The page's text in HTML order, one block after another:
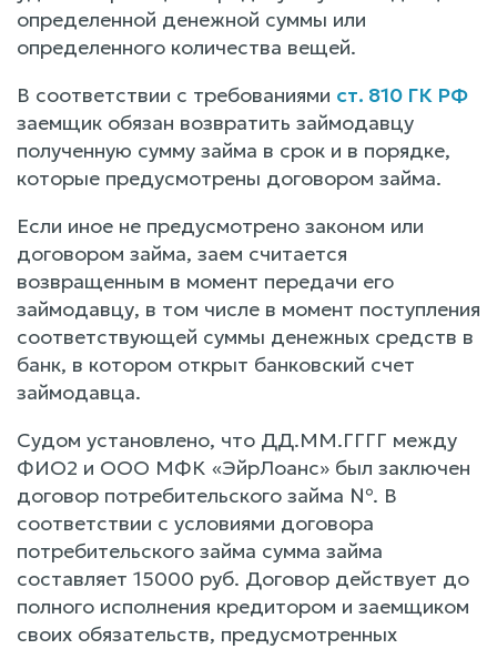
определенной денежной суммы или
определенного количества вещей.
В соответствии с требованиями ст. 810 ГК РФ
заемщик обязан возвратить займодавцу
полученную сумму займа в срок и в порядке,
которые предусмотрены договором займа.
Если иное не предусмотрено законом или
договором займа, заем считается
возвращенным в момент передачи его
займодавцу, в том числе в момент поступления
соответствующей суммы денежных средств в
банк, в котором открыт банковский счет
займодавца.
Судом установлено, что ДД.ММ.ГГГГ между
ФИО2 и ООО МФК «ЭйрЛоанс» был заключен
договор потребительского займа №. В
соответствии с условиями договора
потребительского займа сумма займа
составляет 15000 руб. Договор действует до
полного исполнения кредитором и заемщиком
своих обязательств, предусмотренных